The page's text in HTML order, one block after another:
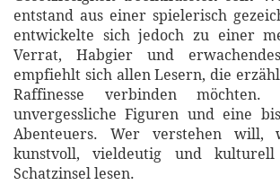
entstand aus einer spielerisch
entwickelte sich jedoch zu einer
Verrat, Habgier und
empfiehlt sich allen Lesern, die
Raffinesse verbinden
unvergessliche Figuren und eine
Abenteuers. Wer verstehen will,
kunstvoll, vieldeutig und
Schatzinsel lesen.